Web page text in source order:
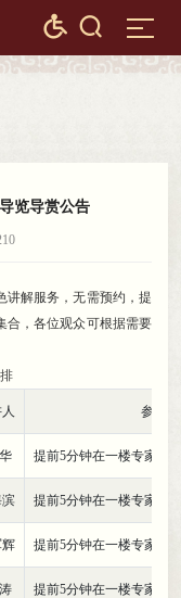
 
览导赏公告
讲解服务 ，无需预约，提
合 ， 各位观众可根据需要
参与
提前5分钟在一楼专家讲
提前5分钟在一楼专家讲
提前5分钟在一楼专家讲
提前5分钟在一楼专家讲